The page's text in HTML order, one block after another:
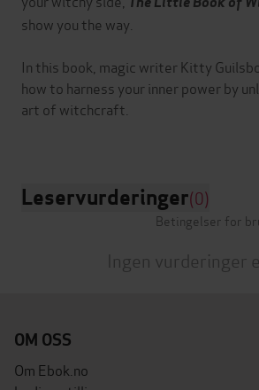
show you the way.
In this book, magic writer Kitty
how to harness your inner power by
art of witchcraft.
Leservurderinger(0)
Betingelser for
Ingen vurderinger
OM OSS
Om Ebok.no